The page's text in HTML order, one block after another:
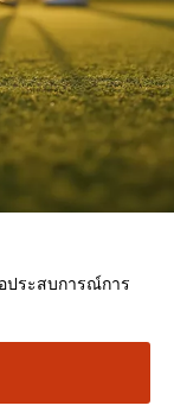
ประสบการณ์การ